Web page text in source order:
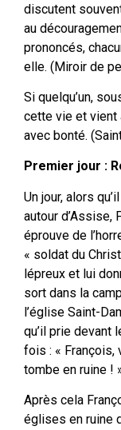
discutent
au
prononcés,
elle. (Miroir de
Si quelqu’un,
cette vie et vient
avec bonté.
Premier jour :
Un jour, alors
autour d’Assise,
éprouve de
« soldat du
lépreux et lui
sort dans la
l’église Saint-
qu’il prie devant
fois : « François,
tombe en ruine !
Après cela
églises en ruine